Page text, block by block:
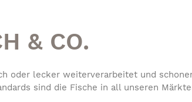
& CO.
oder lecker weiterverarbeitet und
sind die Fische in all unseren